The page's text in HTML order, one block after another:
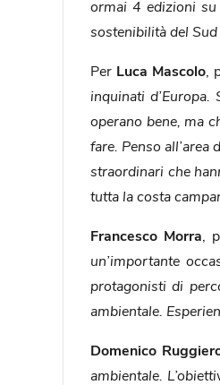
ormai 4 edizioni
sostenibilità del Sud
Per Luca Mascolo
inquinati
operano bene, ma
fare. Penso
straordinari che
tutta la costa
Francesco Morra ,
un’importante
protagonisti di
ambientale.
Domenico
ambientale.